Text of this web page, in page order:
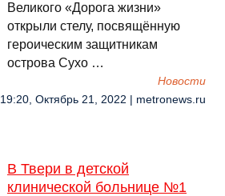
Великого «Дорога жизни»
открыли стелу, посвящённую
героическим защитникам
острова Сухо …
Новости
19:20, Октябрь 21, 2022 | metronews.ru
В Твери в детской
клинической больнице №1